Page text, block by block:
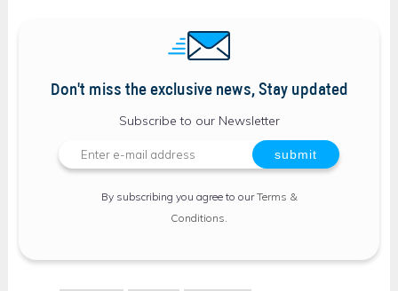
Don't miss the exclusive news, Stay updated
Subscribe to our Newsletter
By subscribing you agree to ourTerms &
Conditions